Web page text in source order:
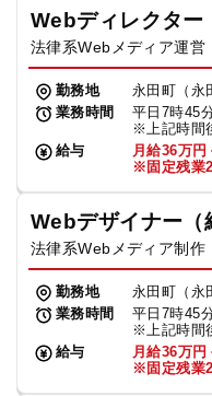
Webディレクター
法律系Webメディア運営
勤務地
永田町（永
業務時間
平日7時45
※上記時間
給与
月給36万円
※固定残業
Webデザイナー（
法律系Webメディア制作
勤務地
永田町（永
業務時間
平日7時45
※上記時間
給与
月給36万円
※固定残業